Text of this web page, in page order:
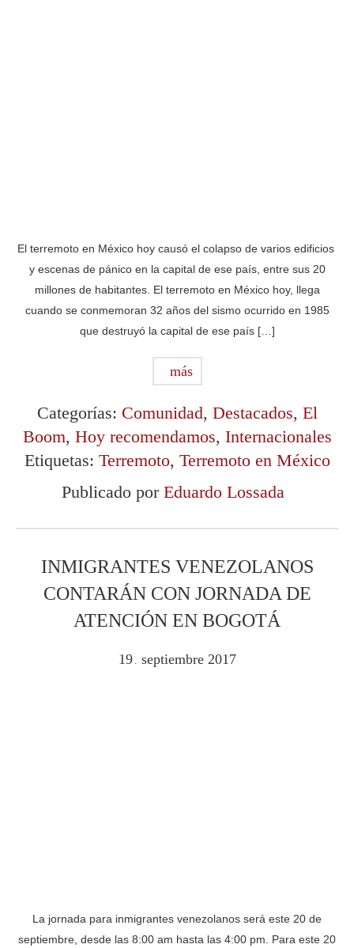
El terremoto en México hoy causó el colapso de varios edificios
y escenas de pánico en la capital de ese país, entre sus 20
millones de habitantes. El terremoto en México hoy, llega
cuando se conmemoran 32 años del sismo ocurrido en 1985
que destruyó la capital de ese país […]
más
Categorías: Comunidad, Destacados, El
Boom, Hoy recomendamos, Internacionales
Etiquetas: Terremoto, Terremoto en México
Publicado por Eduardo Lossada
INMIGRANTES VENEZOLANOS
CONTARÁN CON JORNADA DE
ATENCIÓN EN BOGOTÁ
19 septiembre 2017
La jornada para inmigrantes venezolanos será este 20 de
septiembre, desde las 8:00 am hasta las 4:00 pm. Para este 20